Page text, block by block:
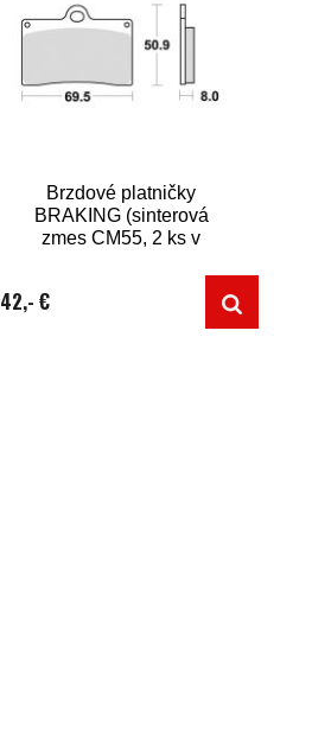
Brzdové platničky
BRAKING (sinterová
zmes CM55, 2 ks v
42,- €